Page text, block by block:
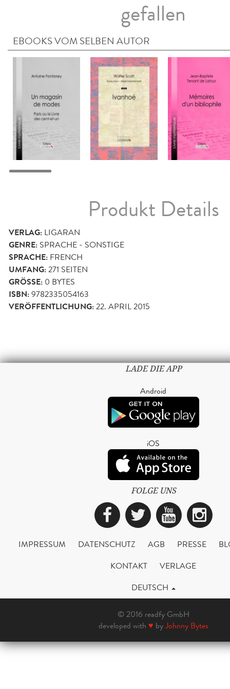
gefallen
EBOOKS VOM SELBEN AUTOR
Produkt Details
VERLAG: LIGARAN
GENRE: SPRACHE - SONSTIGE
SPRACHE: FRENCH
UMFANG:271 SEITEN
GRÖSSE: 0 BYTES
ISBN:9782335054163
VERÖFFENTLICHUNG:22. APRIL 2015
LADE DIE APP
Android
iOS
FOLGE UNS
Facebook
Twitter
IMPRESSUM DATENSCHUTZ AGB PRESSE
KONTAKT
VERLAGE
DEUTSCH
© 2016 readfy GmbH
developed with ♥ byJohnny Bytes